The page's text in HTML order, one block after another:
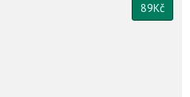
89Kč